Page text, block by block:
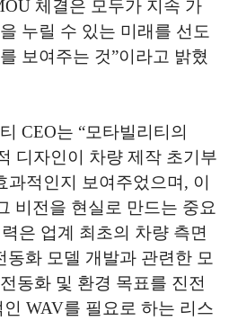
체결은 모두가 지속 가
누릴 수 있는 미래를 선도
보여주는 것”이라고 밝혔
CEO는 “모타빌리티의
디자인이 차량 제작 초기부
적인지 보여주었으며, 이
비전을 현실로 만드는 중요
은 업계 최초의 차량 측면
동화 모델 개발과 관련한 모
동화 및 환경 목표를 진전
WAV를 필요로 하는 리스